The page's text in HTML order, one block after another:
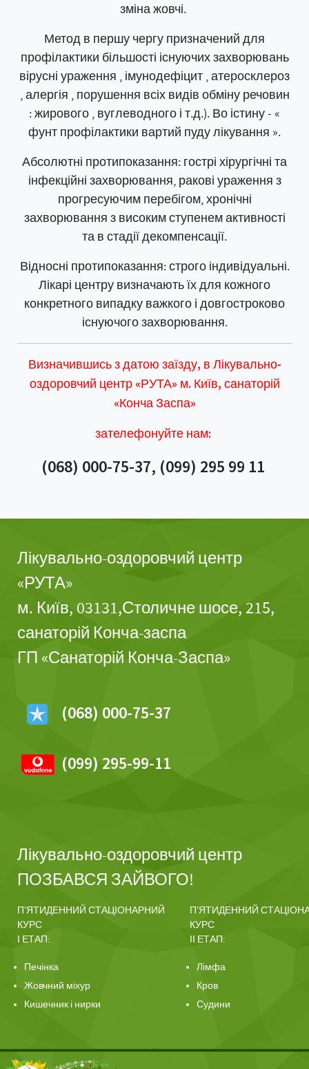
зміна жовчі.
Метод в першу чергу призначений для
профілактики більшості існуючих захворювань
вірусні ураження , імунодефіцит , атеросклероз
, алергія , порушення всіх видів обміну речовин
: жирового , вуглеводного і т.д.). Во істину - «
фунт профілактики вартий пуду лікування ».
Абсолютні протипоказання: гострі хірургічні та
інфекційні захворювання, ракові ураження з
прогресуючим перебігом, хронічні
захворювання з високим ступенем активності
та в стадії декомпенсації.
Відносні протипоказання: строго індивідуальні.
Лікарі центру визначають їх для кожного
конкретного випадку важкого і довгостроково
існуючого захворювання.
Визначившись з датою заїзду, в Лікувально-
оздоровчий центр «РУТА» м. Київ, санаторій
«Конча Заспа»
зателефонуйте нам:
(068) 000-75-37, (099) 295 99 11
Лікувально-оздоровчий центр
«РУТА»
м. Київ, 03131,Столичне шосе, 215,
санаторій Конча-заспа
ГП «Санаторій Конча-Заспа»
(068) 000-75-37
(099) 295-99-11
Лікувально-оздоровчий центр
ПОЗБАВСЯ ЗАЙВОГО!
ПʼЯТИДЕННИЙ СТАЦІОНАРНИЙ
КУРС
І ЕТАП:
Печінка
Жовчний міхур
Кишечник і нирки
ПʼЯТИДЕННИЙ
КУРС
ІІ ЕТАП:
Лімфа
Кров
Судини